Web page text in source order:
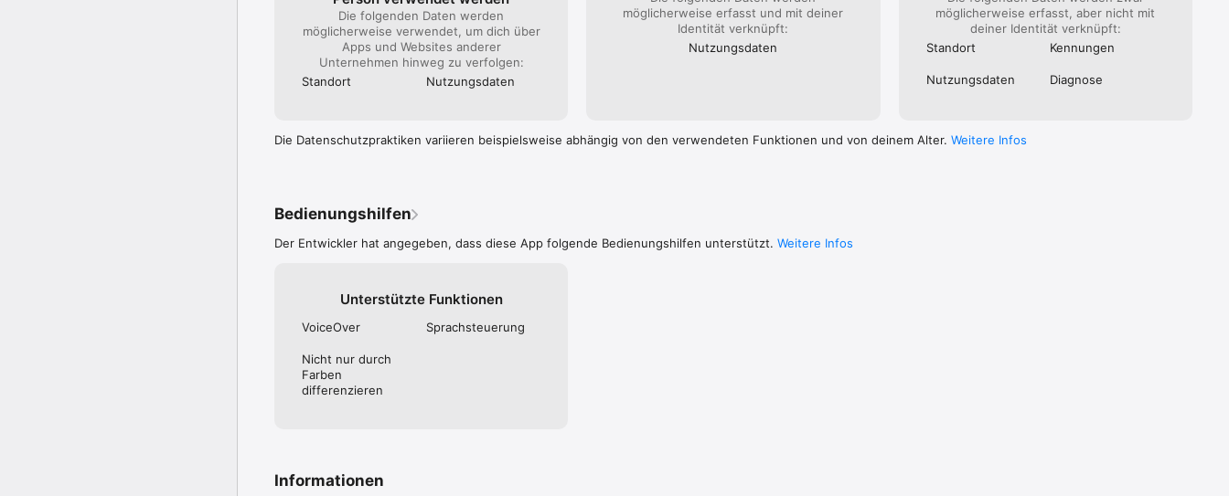
Die folgenden Daten werden
möglicherweise verwendet, um dich über
Apps und Websites anderer
Unternehmen hinweg zu verfolgen:
Standort
Nutzungs­daten
möglicherweise erfasst und mit deiner
Identität verknüpft:
Nutzungs­daten
möglicherweise erfasst, aber nicht mit
deiner Identität verknüpft:
Standort
Kennungen
Nutzungs­daten Diagnose
Die Datenschutzpraktiken variieren beispielsweise abhängig von den verwendeten Funktionen und von deinem Alter. Weitere Infos
Bedienungshilfen
Der Entwickler hat angegeben, dass diese App folgende Bedienungshilfen unterstützt. Weitere Infos
Unterstützte Funktionen
VoiceOver Sprachsteuerung
Nicht nur durch
Farben
differenzieren
Informationen